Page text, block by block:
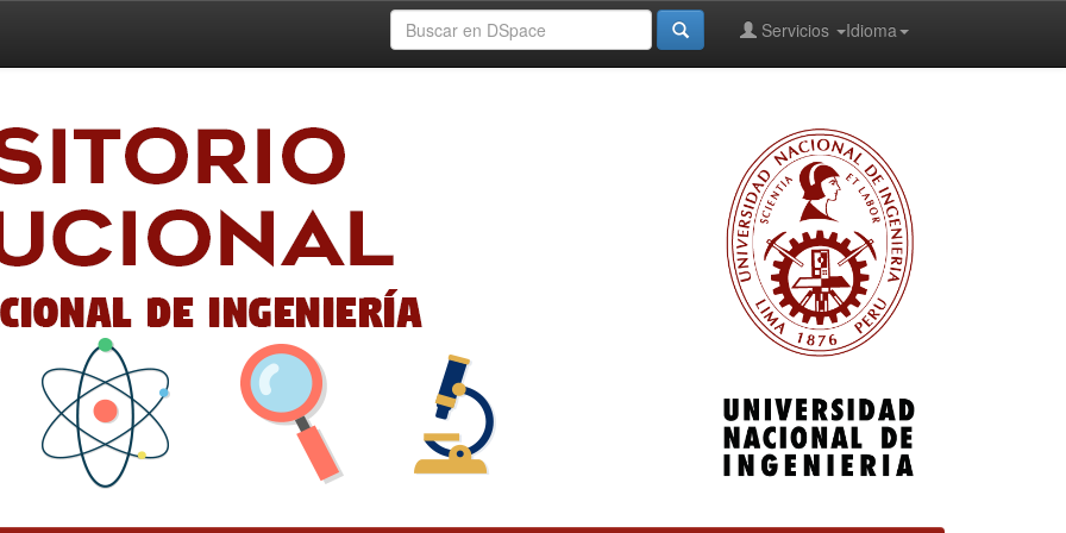
Idioma
Servicios